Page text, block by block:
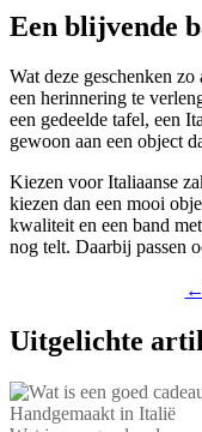
Een blijvende
Wat deze geschenken
een herinnering te
een gedeelde tafel, een
gewoon aan een object
Kiezen voor Italiaanse
kiezen dan een mooi
kwaliteit en een band
nog telt. Daarbij passen
←
Uitgelichte